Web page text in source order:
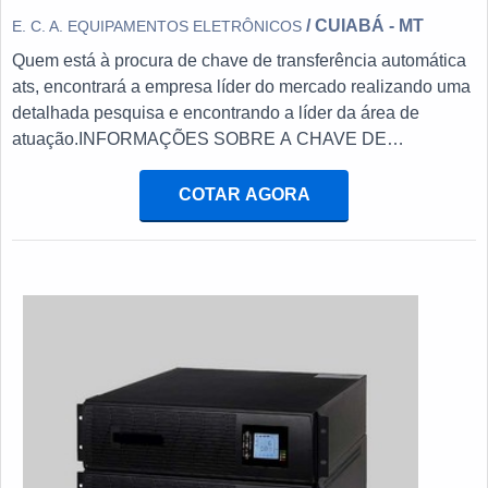
E. C. A. EQUIPAMENTOS ELETRÔNICOS / CUIABÁ - MT
Quem está à procura de chave de transferência automática
ats, encontrará a empresa líder do mercado realizando uma
detalhada pesquisa e encontrando a líder da área de
atuação.INFORMAÇÕES SOBRE A CHAVE DE
chave de transferência automática ats em uma empresa
inovadora, acha o site da E. C. A. Equipamentos
Eletrônicos. Na companhia é possível encontrar
para gerador, focando em tecnologia e desenvolvimento no
ter a exatidão em orçar com empresas que prezam por
produtos e serviços que tenham ótima qualidade e precisão,
detalhes que passam despercebidos e podem gerar
prejuízo futuros para os clientes.É importante lembrar que o
produto deve sempre ser adquirido com empresas
COTAR AGORA